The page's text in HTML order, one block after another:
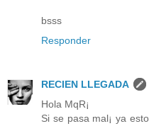
bsss
Responder
RECIEN LLEGADA
Hola MqR¡
Si se pasa mal¡ ya